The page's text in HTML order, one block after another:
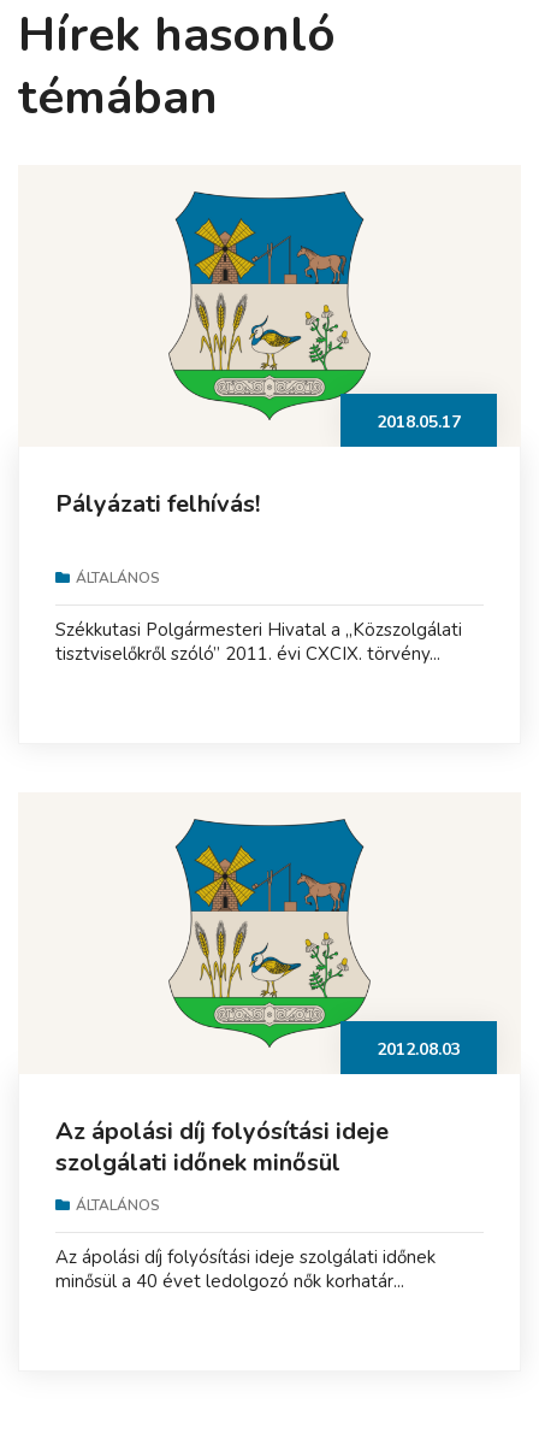
Hírek hasonló
témában
2018.05.17
Pályázati felhívás!
ÁLTALÁNOS
Székkutasi Polgármesteri Hivatal a „Közszolgálati
tisztviselőkről szóló” 2011. évi CXCIX. törvény...
2012.08.03
Az ápolási díj folyósítási ideje
szolgálati időnek minősül
ÁLTALÁNOS
Az ápolási díj folyósítási ideje szolgálati időnek
minősül a 40 évet ledolgozó nők korhatár...